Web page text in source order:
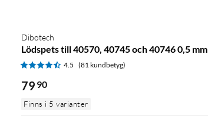
Dibotech
Lödspets till 40570, 40745 och 40746 0,5 mm
4.5 (81 kundbetyg)
79 90
Finns i 5 varianter